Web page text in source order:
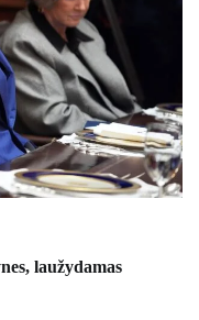
laužydamas